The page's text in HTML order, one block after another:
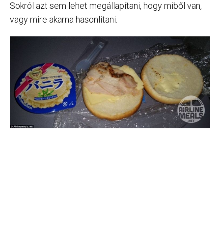
Sokról azt sem lehet megállapítani, hogy miből van,
vagy mire akarna hasonlítani.